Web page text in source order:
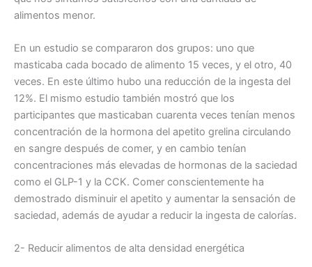
alimentos menor.
En un estudio se compararon dos grupos: uno que
masticaba cada bocado de alimento 15 veces, y el otro, 40
veces. En este último hubo una reducción de la ingesta del
12%. El mismo estudio también mostró que los
participantes que masticaban cuarenta veces tenían menos
concentración de la hormona del apetito grelina circulando
en sangre después de comer, y en cambio tenían
concentraciones más elevadas de hormonas de la saciedad
como el GLP-1 y la CCK. Comer conscientemente ha
demostrado disminuir el apetito y aumentar la sensación de
saciedad, además de ayudar a reducir la ingesta de calorías.
2- Reducir alimentos de alta densidad energética